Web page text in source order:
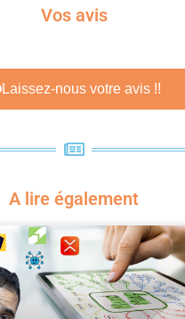
Vos avis
Laissez-nous votre avis !!
A lire également